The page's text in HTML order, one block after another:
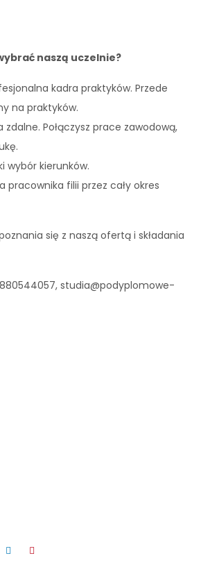
naszą uczelnie?
kadra praktyków. Przede
na praktyków.
zdalne. Połączysz prace zawodową,
wybór kierunków.
pracownika filii przez cały okres
się z naszą ofertą i składania
studia@podyplomowe-